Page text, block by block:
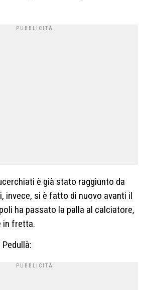
è già stato raggiunto da
invece, si è fatto di nuovo avanti il
ha passato la palla al calciatore,
in fretta.